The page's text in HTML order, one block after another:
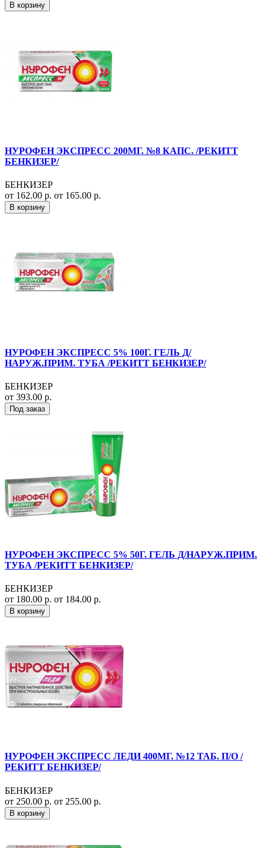
В корзину
НУРОФЕН ЭКСПРЕСС 200МГ. №8 КАПС. /РЕКИТТ
БЕНКИЗЕР/
БЕНКИЗЕР
от 162.00 р. от 165.00 р.
В корзину
НУРОФЕН ЭКСПРЕСС 5% 100Г. ГЕЛЬ Д/
НАРУЖ.ПРИМ. ТУБА /РЕКИТТ БЕНКИЗЕР/
БЕНКИЗЕР
от 393.00 р.
Под заказ
НУРОФЕН ЭКСПРЕСС 5% 50Г. ГЕЛЬ Д/НАРУЖ.ПРИМ.
ТУБА /РЕКИТТ БЕНКИЗЕР/
БЕНКИЗЕР
от 180.00 р. от 184.00 р.
В корзину
НУРОФЕН ЭКСПРЕСС ЛЕДИ 400МГ. №12 ТАБ. П/О /
РЕКИТТ БЕНКИЗЕР/
БЕНКИЗЕР
от 250.00 р. от 255.00 р.
В корзину